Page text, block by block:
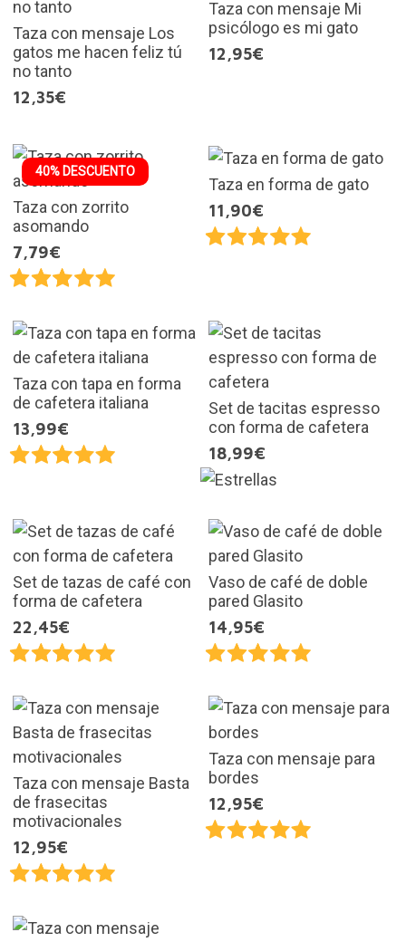
Taza con mensaje Los
gatos me hacen feliz tú
no tanto
12,35€
Taza con mensaje Mi
psicólogo es mi gato
12,95€
40% DESCUENTO
Taza con zorrito
asomando
7,79€
Taza en forma de gato
11,90€
Taza con tapa en forma
de cafetera italiana
13,99€
Set de tacitas espresso
con forma de cafetera
18,99€
Set de tazas de café con
forma de cafetera
22,45€
Vaso de café de doble
pared Glasito
14,95€
Taza con mensaje Basta
de frasecitas
motivacionales
12,95€
Taza con mensaje para
bordes
12,95€